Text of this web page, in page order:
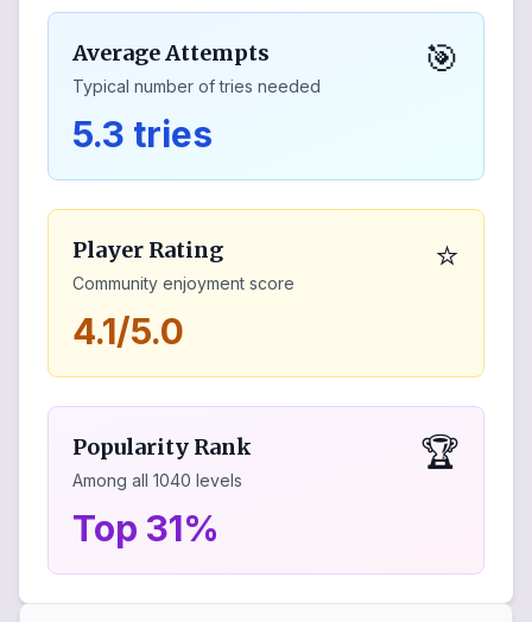
Average Attempts
Typical number of tries needed
🎯
5.3 tries
Player Rating
Community enjoyment score
⭐
4.1/5.0
Popularity Rank
Among all 1040 levels
🏆
Top 31%